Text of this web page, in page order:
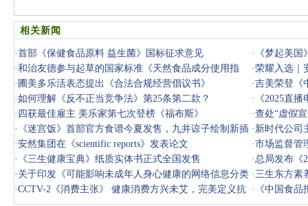
相关新闻
·首部《保健食品原料 益生菌》国标征求意见 ·
《梦起美
·和治友德参与起草的国家标准《天然食品成分使用指
南》正式发
·荣耀入选｜
· 圃美多乐活表态提出《合法合规经营倡议书》 ·吉美荣登《
·如何理解《反不正当竞争法》第25条第二款？ ·
《2025直
· 四获最佳雇主 美乐家第七次登榜《福布斯》 ·查处“虚假
法》，《
·
《迷宫饭》首部官方食谱今夏发售，九井谅子绘制新插
画
· 新时代公司
范》国标发
·安然集团在《scientific reports》发表论文 ·市场监督管
·
《三生健康宝典》纸质实体书正式全国发售 ·总局发布《
· 关于印发《可能影响未成年人身心健康的网络信息分类
办法》的
·三生东方素
·CCTV-2《消费主张》 健康消费方兴未艾，完美定义抗 ·
《中国食